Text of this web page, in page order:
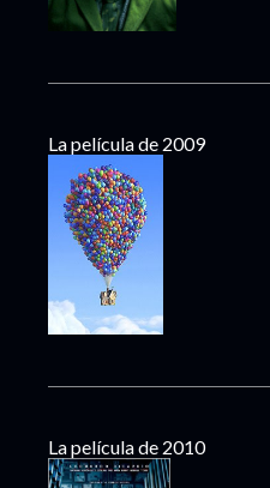
La película de 2009
La película de 2010